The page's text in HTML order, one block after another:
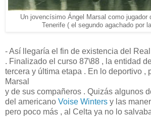
Un jovencísimo Ángel Marsal como jugador
Tenerife ( el segundo agachado por
- Así llegaría el fin de existencia del
. Finalizado el curso 87\88 , la entidad
tercera y última etapa . En lo deportivo ,
Marsal
y de sus compañeros . Quizás algunos
del americano Voise Winters y las
pero poco más , al Celta ya no lo